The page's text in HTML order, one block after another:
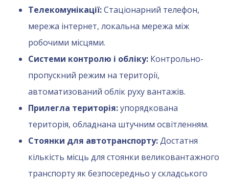
Телекомунікації:Стаціонарний телефон,
мережа інтернет, локальна мережа між
робочими місцями.
Системи контролю і обліку: Контрольно-
пропускний режим на території,
автоматизований облік руху вантажів.
Прилегла територія:упорядкована
територія, обладнана штучним освітленням.
Стоянки для автотранспорту:Достатня
кількість місць для стоянки великовантажного
транспорту як безпосередньо у складського